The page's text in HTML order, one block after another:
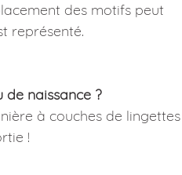
des motifs peut
représenté.
naissance ?
à couches de lingettes
!